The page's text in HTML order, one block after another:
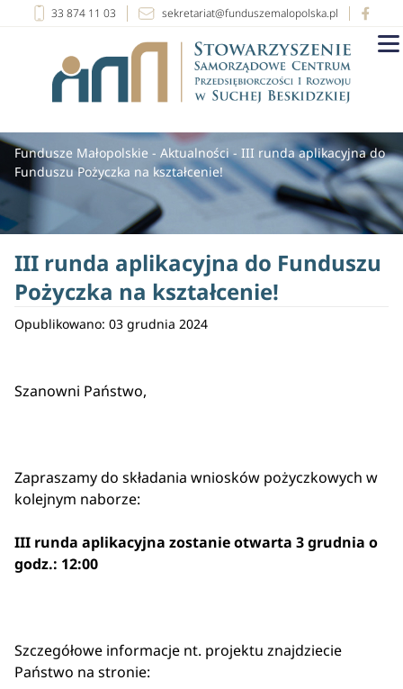
33 874 11 03 sekretariat@funduszemalopolska.pl
Fundusze Małopolskie - Aktualności- III runda aplikacyjna do
Funduszu Pożyczka na kształcenie!
III runda aplikacyjna do Funduszu
Pożyczka na kształcenie!
Opublikowano: 03 grudnia 2024
Szanowni Państwo,
Zapraszamy do składania wniosków pożyczkowych w
kolejnym naborze:
III runda aplikacyjna zostanie otwarta 3 grudnia o
godz.: 12:00
Szczegółowe informacje nt. projektu znajdziecie
Państwo na stronie: